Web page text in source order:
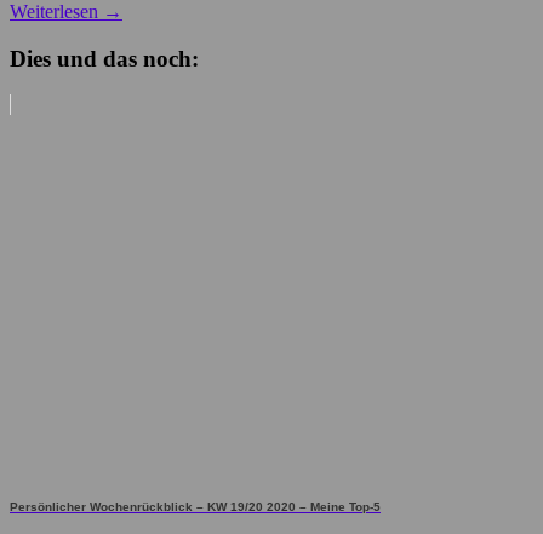
Weiterlesen →
Dies und das noch:
Persönlicher Wochenrückblick – KW 19/20 2020 – Meine Top-5